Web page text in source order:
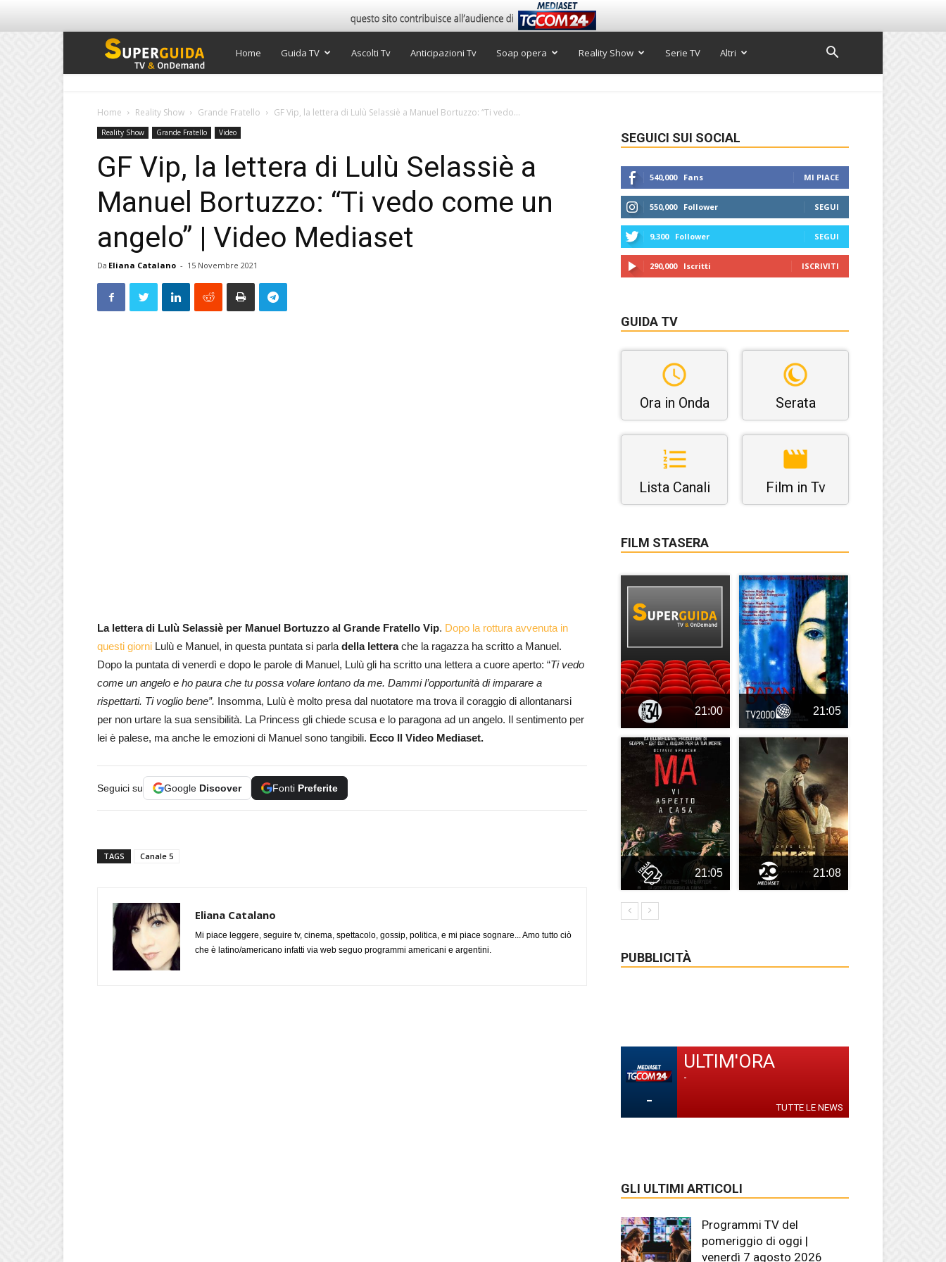
Super
TV
Home Guida TV Ascolti Tv Anticipazioni Tv Soap opera Reality Show Serie TV Altri
Home Reality Show Grande Fratello GF Vip, la lettera di Lulù Selassiè a Manuel Bortuzzo: “Ti vedo...
Reality Show Grande Fratello Video
GF Vip, la lettera di Lulù Selassiè a
Manuel Bortuzzo: “Ti vedo come un
angelo” | Video Mediaset
Da Eliana Catalano - 15 Novembre 2021
La lettera di Lulù Selassiè per Manuel Bortuzzo al Grande Fratello Vip. Dopo la rottura avvenuta in
questi giorni Lulù e Manuel, in questa puntata si parla della letterache la ragazza ha scritto a Manuel.
Dopo la puntata di venerdì e dopo le parole di Manuel, Lulù gli ha scritto una lettera a cuore aperto: “Ti vedo
come un angelo e ho paura che tu possa volare lontano da me. Dammi l’opportunità di imparare a
rispettarti. Ti voglio bene”. Insomma, Lulù è molto presa dal nuotatore ma trova il coraggio di allontanarsi
per non urtare la sua sensibilità. La Princess gli chiede scusa e lo paragona ad un angelo. Il sentimento per
lei è palese, ma anche le emozioni di Manuel sono tangibili. Ecco Il Video Mediaset.
Seguici su Google Discover Fonti Preferite
TAGS Canale 5
Eliana Catalano
Mi piace leggere, seguire tv, cinema, spettacolo, gossip, politica, e mi piace sognare... Amo tutto ciò
che è latino/americano infatti via web seguo programmi americani e argentini.
SEGUICI SUI SOCIAL
540,000 Fans MI PIACE
550,000 Follower SEGUI
9,300 Follower SEGUI
290,000 Iscritti ISCRIVITI
GUIDA TV
Ora in Onda Serata
Lista Canali Film in Tv
FILM STASERA
21:00 21:05
21:05 21:08
PUBBLICITÀ
-
ULTIM'ORA
-
TUTTE LE NEWS
GLI ULTIMI ARTICOLI
Programmi TV del
pomeriggio di oggi |
venerdì 7 agosto 2026